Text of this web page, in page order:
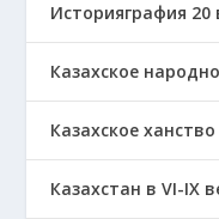
Историяграфия 20
Казахское
Казахское
Казахстан в VI-IX